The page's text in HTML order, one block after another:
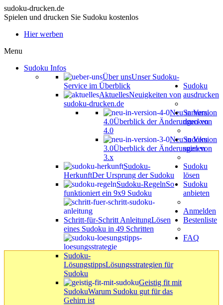
sudoku-drucken.de
Spielen und drucken Sie Sudoku kostenlos
Hier werben
Menu
Sudoku Infos
Über unsUnser Sudoku-
Service im Überblick
AktuellesNeuigkeiten von
sudoku-drucken.de
Neu in Version
4.0Überblick der Änderungen von
4.0
Neu in Version
3.0Überblick der Änderungen von
3.x
Sudoku-
HerkunftDer Ursprung der Sudoku
Sudoku-RegelnSo
funktioniert ein 9x9 Sudoku
Schritt-für-Schritt AnleitungLösen
eines Sudoku in 49 Schritten
Sudoku-
LösungstippsLösungsstrategien für
Sudoku
Geistig fit mit
SudokuWarum Sudoku gut für das
Gehirn ist
Sudoku
ausdrucken
Samurai
drucken
Sudoku
spielen
Sudoku
lösen
Sudoku
anbieten
Anmelden
Bestenliste
FAQ